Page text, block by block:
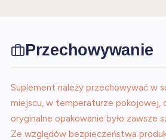
Przechowywanie
Suplement należy przechowywać w
miejscu, w temperaturze pokojowej,
oryginalne opakowanie było zawsze
Ze względów bezpieczeństwa